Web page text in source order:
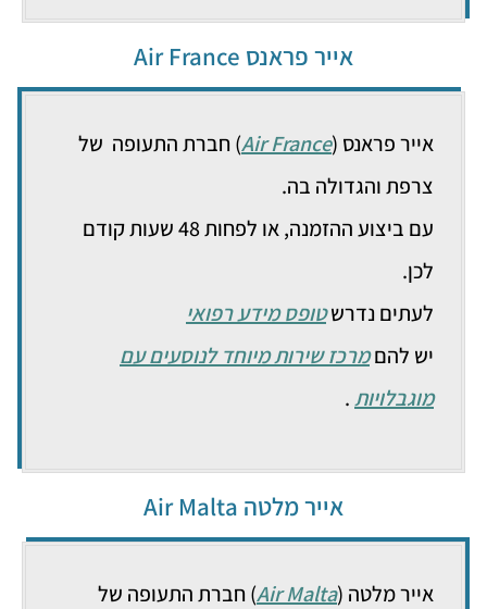
אייר פראנס Air France
אייר פראנס (Air France) חברת התעופה של
צרפת והגדולה בה.
עם ביצוע ההזמנה, או לפחות 48 שעות קודם
לכן.
לעתים נדרשטופס מידע רפואי
יש להםמרכז שירות מיוחד לנוסעים עם
מוגבלויות.
אייר מלטה Air Malta
אייר מלטה (Air Malta) חברת התעופה של